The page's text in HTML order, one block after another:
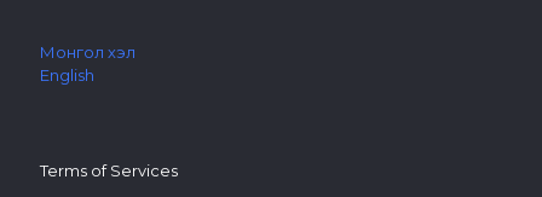
Монгол хэл
English
Terms of Services